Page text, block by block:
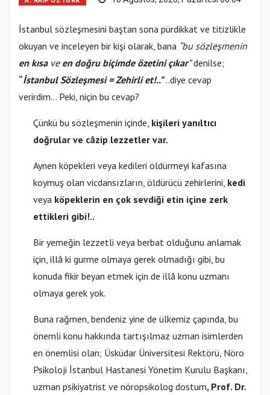
İstanbul sözleşmesini baştan sona pürdikkat ve titizlikle
okuyan ve inceleyen bir kişi olarak, bana “bu sözleşmenin
en kısave en doğru biçimde özetini çıkar”denilse;
“İstanbul Sözleşmesi = Zehirli et!..”..diye cevap
verirdim… Peki, niçin bu cevap?
Çünkü bu sözleşmenin içinde, kişileri yanıltıcı
doğrular ve câzip lezzetler var.
Aynen köpekleri veya kedileri öldürmeyi kafasına
koymuş olan vicdansızların, öldürücü zehirlerini, kedi
veyaköpeklerin en çok sevdiği etin içine zerk
ettikleri gibi!..
Bir yemeğin lezzetli veya berbat olduğunu anlamak
için, illâ ki gurme olmaya gerek olmadığı gibi, bu
konuda fikir beyan etmek için de illâ konu uzmanı
olmaya gerek yok.
Buna rağmen, bendeniz yine de ülkemiz çapında, bu
önemli konu hakkında tartışılmaz uzman isimlerden
en önemlisi olan; Üsküdar Üniversitesi Rektörü, Nöro
Psikoloji İstanbul Hastanesi Yönetim Kurulu Başkanı,
uzman psikiyatrist ve nöropsikolog dostum, Prof. Dr.